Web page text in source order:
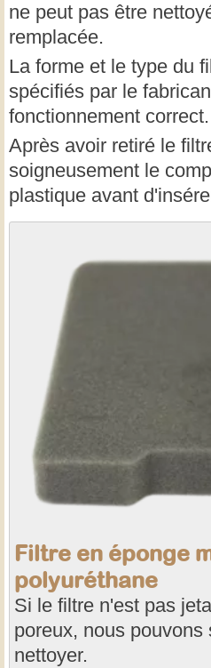
ne peut pas être
remplacée.
La forme et le type du
spécifiés par le
fonctionnement correct.
Après avoir retiré le
soigneusement le
plastique avant
Filtre en éponge
polyuréthane
Si le filtre n'est pas
poreux, nous pouvons
nettoyer.